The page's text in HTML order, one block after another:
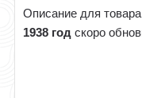
Описание для товара
1938 год скоро